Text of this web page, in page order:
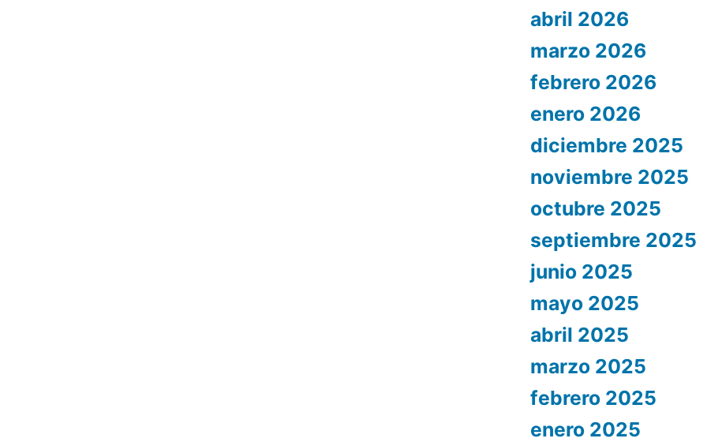
abril 2026
marzo 2026
febrero 2026
enero 2026
diciembre 2025
noviembre 2025
octubre 2025
septiembre 2025
junio 2025
mayo 2025
abril 2025
marzo 2025
febrero 2025
enero 2025